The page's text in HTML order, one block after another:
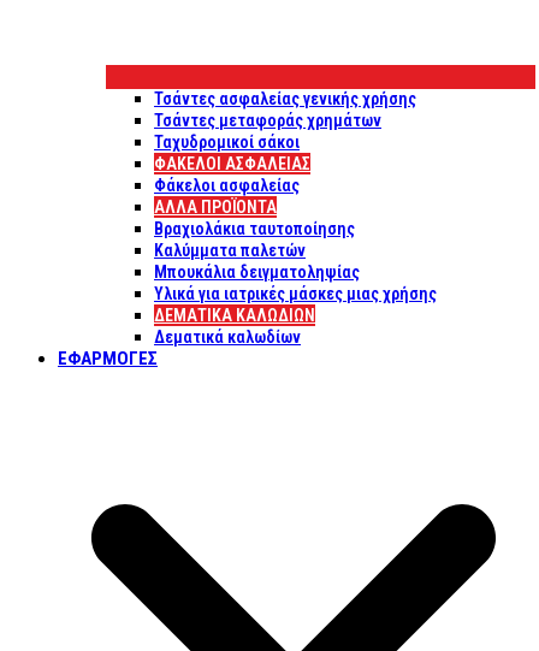
Τσάντες ασφαλείας γενικής χρήσης
Τσάντες μεταφοράς χρημάτων
Ταχυδρομικοί σάκοι
ΦΑΚΕΛΟΙ ΑΣΦΑΛΕΙΑΣ
Φάκελοι ασφαλείας
ΑΛΛΑ ΠΡΟΪΟΝΤΑ
Βραχιολάκια ταυτοποίησης
Καλύμματα παλετών
Μπουκάλια δειγματοληψίας
Υλικά για ιατρικές μάσκες μιας χρήσης
ΔΕΜΑΤΙΚΆ ΚΑΛΩΔΊΩΝ
Δεματικά καλωδίων
ΕΦΑΡΜΟΓΈΣ